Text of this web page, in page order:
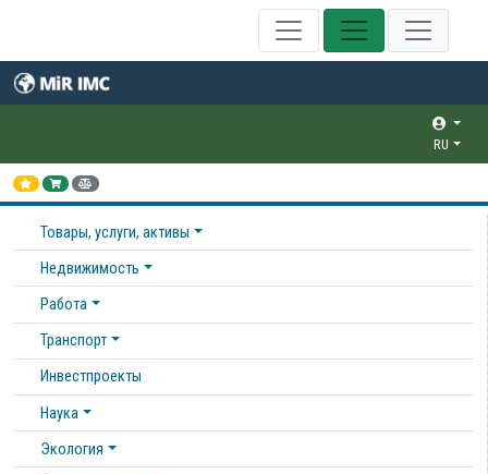
RU
Товары, услуги, активы
Недвижимость
Работа
Транспорт
Инвестпроекты
Наука
Экология